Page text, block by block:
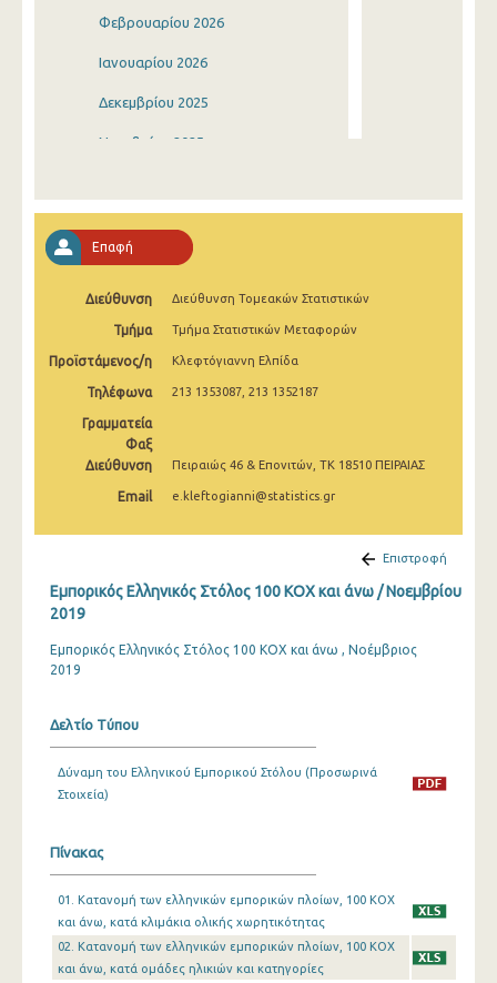
Φεβρουαρίου 2026
Ιανουαρίου 2026
Δεκεμβρίου 2025
Νοεμβρίου 2025
Αυγούστου 2025
Ιουλίου 2025
Ιουνίου 2025
Μαΐου 2025
Απριλίου 2025
Μαρτίου 2025
Φεβρουαρίου 2025
Δεκεμβρίου 2024
Οκτωβρίου 2024
Ιουλίου 2024
Μαΐου 2024
Απριλίου 2024
Μαρτίου 2024
Επαφή
Διεύθυνση Διεύθυνση Τομεακών Στατιστικών
Τμήμα Τμήμα Στατιστικών Μεταφορών
Προϊστάμενος/η Κλεφτόγιαννη Ελπίδα
Τηλέφωνα 213 1353087, 213 1352187
Γραμματεία
Φαξ
Διεύθυνση
Πειραιώς 46 & Επονιτών, ΤΚ 18510 ΠΕΙΡΑΙΑΣ
Email e.kleftogianni@statistics.gr
Επιστροφή
Εμπορικός Ελληνικός Στόλος 100 ΚΟΧ και άνω / Νοεμβρίου
2019
Εμπορικός Ελληνικός Στόλος 100 ΚΟΧ και άνω , Νοέμβριος
2019
Δελτίο Τύπου
Δύναμη του Ελληνικού Εμπορικού Στόλου (Προσωρινά
Στοιχεία)
Πίνακας
01. Κατανομή των ελληνικών εμπορικών πλοίων, 100 ΚΟΧ
και άνω, κατά κλιμάκια ολικής χωρητικότητας
02. Κατανομή των ελληνικών εμπορικών πλοίων, 100 ΚΟΧ
και άνω, κατά ομάδες ηλικιών και κατηγορίες